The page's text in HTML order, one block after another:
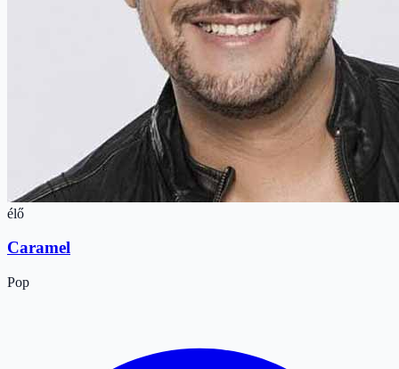
élő
Caramel
Pop